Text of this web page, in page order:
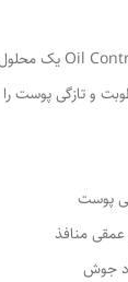
پوست
منافذ
جوش